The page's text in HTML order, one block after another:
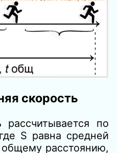
скорость
рассчитывается по
S равна средней
расстоянию,